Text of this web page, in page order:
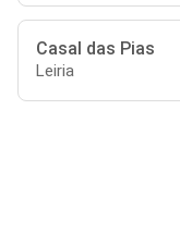
Casal das Pias
Leiria